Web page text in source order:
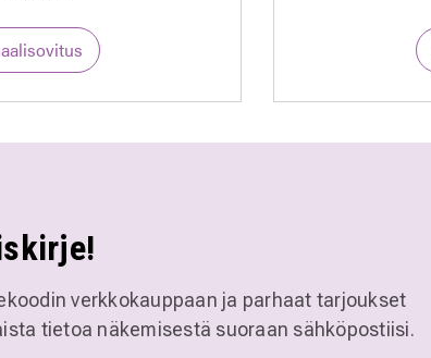
verkkokauppaan ja parhaat tarjoukset
tietoa näkemisestä suoraan sähköpostiisi.